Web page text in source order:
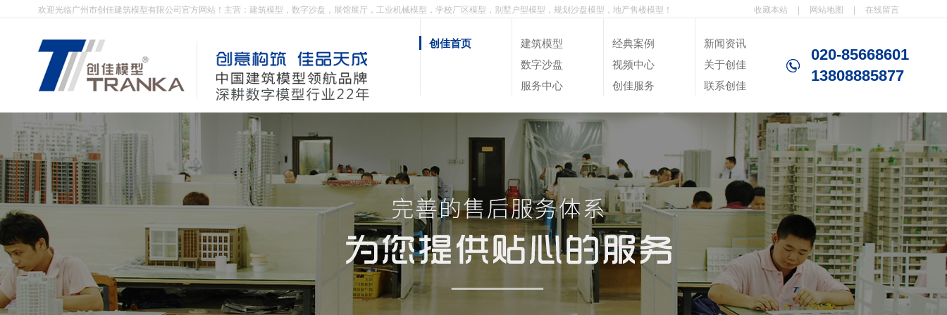
收藏本站 | 网站地图 | 在线留言
欢迎光临广州市创佳建筑模型有限公司官方网站！主营：建筑模型，数字沙盘，展馆展厅，工业机械模型，学校厂区模型，别墅户型模型，规划沙盘模型，地产售楼模型！
020-85668601
13808885877
创佳首页 建筑模型 经典案例
新闻资讯
数字沙盘
视频中心
关于创佳
服务中心
创佳服务 联系创佳